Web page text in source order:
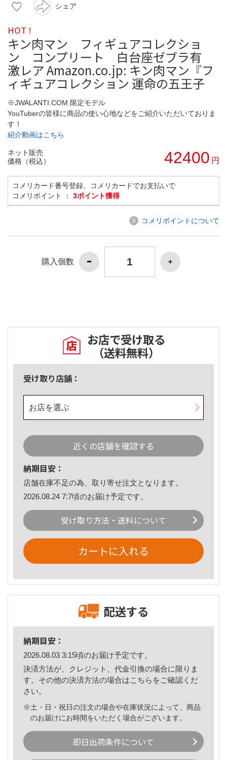
シェア
HOT !
キン肉マン フィギュアコレクショ
ン コンプリート 白台座ゼブラ有
激レア Amazon.co.jp: キン肉マン『フ
ィギュアコレクション 運命の五王子
※JWALANTI.COM 限定モデル
YouTuberの皆様に商品の使い心地などをご紹介いただいておりま
す！
紹介動画はこちら
ネット販売
価格（税込）
42400 円
コメリカード番号登録、コメリカードでお支払いで
コメリポイント ： 3ポイント獲得
コメリポイントについて
購入個数
お店で受け取る
（送料無料）
受け取り店舗：
お店を選ぶ
近くの店舗を確認する
納期目安：
店舗在庫不足の為、取り寄せ注文となります。
2026.08.24 7:7頃のお届け予定です。
受け取り方法・送料について
カートに入れる
配送する
納期目安：
2026.08.03 3:15頃のお届け予定です。
決済方法が、クレジット、代金引換の場合に限りま
す。その他の決済方法の場合はこちら をご確認くだ
さい。
※土・日・祝日の注文の場合や在庫状況によって、商品
のお届けにお時間をいただく場合がございます。
即日出荷条件について